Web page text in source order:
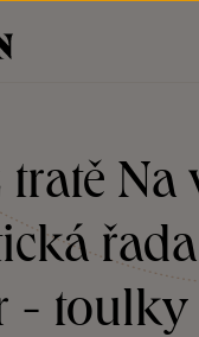
Na
řada
- toulky